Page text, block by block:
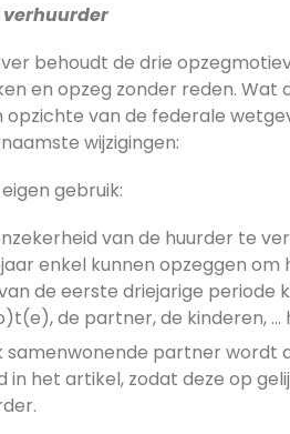
verhuurder
behoudt de drie
en opzeg zonder reden.
opzichte van de federale
wijzigingen:
gebruik:
van de huurder te
enkel kunnen opzeggen
de eerste driejarige periode
de partner, de kinderen, …
samenwonende partner wordt
in het artikel, zodat deze op